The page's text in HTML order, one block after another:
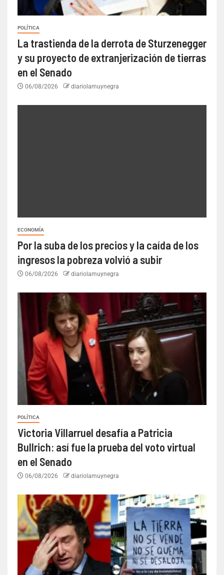
POLÍTICA
La trastienda de la derrota de Sturzenegger
y su proyecto de extranjerización de tierras
en el Senado
06/08/2026 diariolamuynegra
ECONOMÍA
Por la suba de los precios y la caída de los
ingresos la pobreza volvió a subir
06/08/2026 diariolamuynegra
POLÍTICA
Victoria Villarruel desafía a Patricia
Bullrich: así fue la prueba del voto virtual
en el Senado
06/08/2026 diariolamuynegra